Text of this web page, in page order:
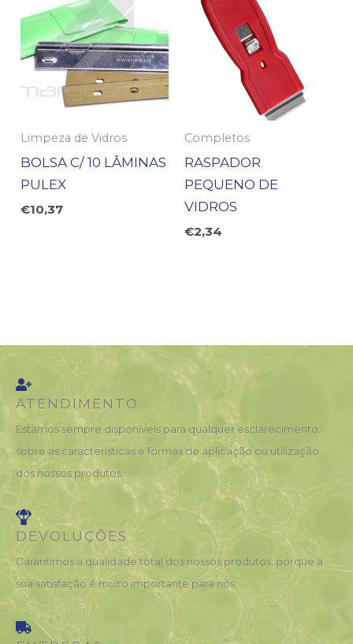
Limpeza de Vidros
BOLSA C/ 10 LÂMINAS
PULEX
€10,37
Completos
RASPADOR
PEQUENO DE
VIDROS
€2,34
ATENDIMENTO
Estamos sempre disponíveis para qualquer esclarecimento
sobre as características e formas de aplicação ou utilização
dos nossos produtos.
DEVOLUÇÕES
Garantimos a qualidade total dos nossos produtos, porque a
sua satisfação é muito importante para nós.